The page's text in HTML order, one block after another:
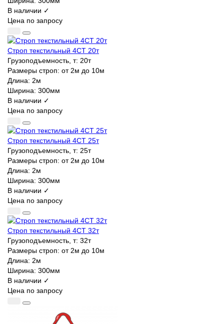
В наличии ✓
Цена по запросу
Строп текстильный 4СТ 20т
Грузоподъемность, т: 20т
Размеры строп: от 2м до 10м
Длина: 2м
Ширина: 300мм
В наличии ✓
Цена по запросу
Строп текстильный 4СТ 25т
Грузоподъемность, т: 25т
Размеры строп: от 2м до 10м
Длина: 2м
Ширина: 300мм
В наличии ✓
Цена по запросу
Строп текстильный 4СТ 32т
Грузоподъемность, т: 32т
Размеры строп: от 2м до 10м
Длина: 2м
Ширина: 300мм
В наличии ✓
Цена по запросу